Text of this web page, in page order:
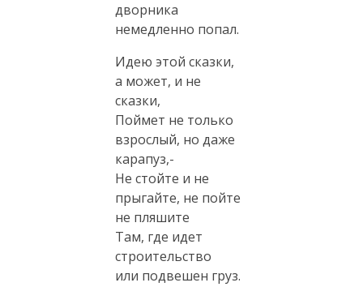
дворника
немедленно попал.
Идею этой сказки,
а может, и не
сказки,
Поймет не только
взрослый, но даже
карапуз,-
Не стойте и не
прыгайте, не пойте
не пляшите
Там, где идет
строительство
или подвешен груз.